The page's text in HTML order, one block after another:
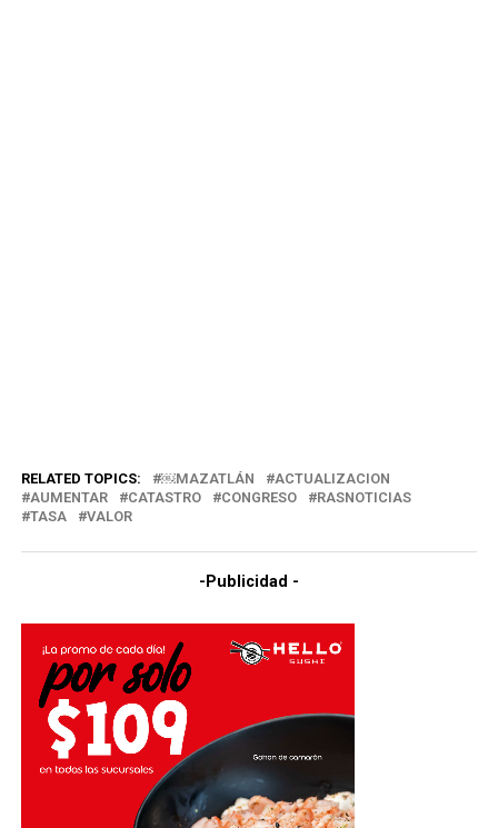
RELATED TOPICS: ￼MAZATLÁN
ACTUALIZACION
AUMENTAR
CATASTRO CONGRESO
RASNOTICIAS
TASA
VALOR
-Publicidad -